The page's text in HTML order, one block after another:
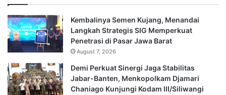
Kembalinya Semen Kujang, Menandai
Langkah Strategis SIG Memperkuat
Penetrasi di Pasar Jawa Barat
August 7, 2026
Demi Perkuat Sinergi Jaga Stabilitas
Jabar-Banten, Menkopolkam Djamari
Chaniago Kunjungi Kodam III/Siliwangi